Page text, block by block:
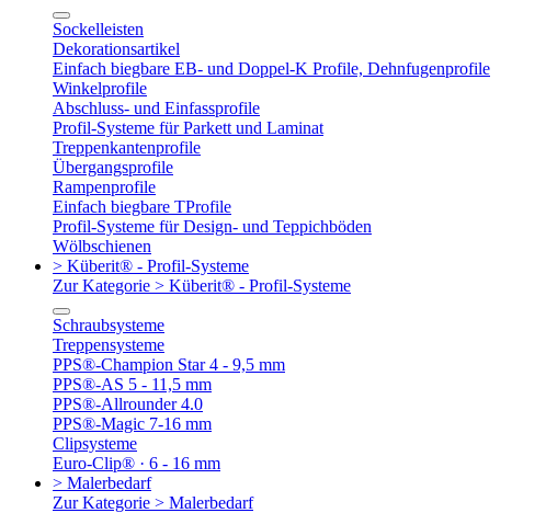
Sockelleisten
Dekorationsartikel
Einfach biegbare EB- und Doppel-K Profile, Dehnfugenprofile
Winkelprofile
Abschluss- und Einfassprofile
Profil-Systeme für Parkett und Laminat
Treppenkantenprofile
Übergangsprofile
Rampenprofile
Einfach biegbare TProfile
Profil-Systeme für Design- und Teppichböden
Wölbschienen
> Küberit® - Profil-Systeme
Zur Kategorie > Küberit® - Profil-Systeme
Schraubsysteme
Treppensysteme
PPS®-Champion Star 4 - 9,5 mm
PPS®-AS 5 - 11,5 mm
PPS®-Allrounder 4.0
PPS®-Magic 7-16 mm
Clipsysteme
Euro-Clip® · 6 - 16 mm
> Malerbedarf
Zur Kategorie > Malerbedarf